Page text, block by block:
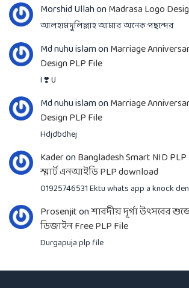
Morshid UllahonMadrasa Logo
আলহামদুলিল্লাহ আমার অনেক পছন্দের
Md nuhu islamonMarriage
Design PLP File
I ❣️ U
Md nuhu islamonMarriage
Design PLP File
Hdjdbdhej
KaderonBangladesh Smart NID
স্মার্ট এনআইডি PLP download
01925746531 Ektu whats app a knock
Prosenjitonশারদীয় দূর্গা উৎসবের
ডিজাইন Free PLP File
Durgapuja plp file